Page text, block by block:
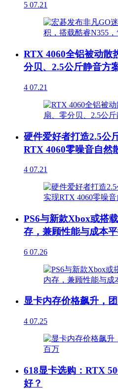
5 07.21
RTX 4060全铝被动散
分贝、2.5公斤静音方
4 07.21
硬件爱好者打造2.5公
RTX 4060零噪音自然
4 07.21
PS6与新款Xbox或搭
存，兼顾性能与成本
6 07.26
显卡内存价格飙升，
4 07.25
618显卡选购：RTX
好？